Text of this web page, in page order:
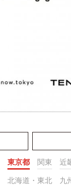
東京都 関東 近
北海道・東北 九